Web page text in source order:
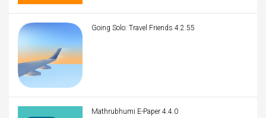
Going Solo: Travel Friends 4.2.55
Mathrubhumi E-Paper 4.4.0